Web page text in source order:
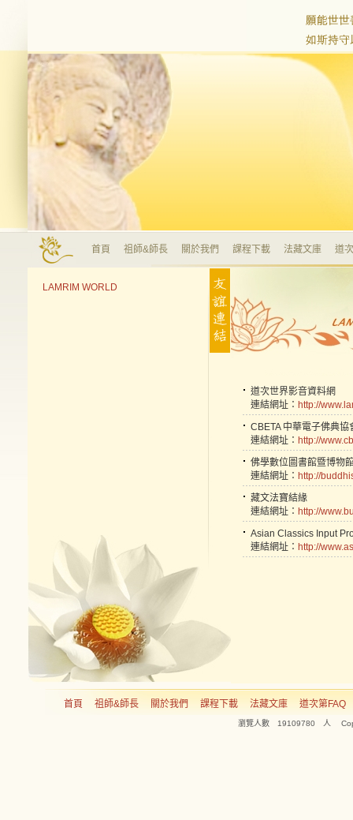
首頁 祖師&師長 關於我們 課程下載 法藏文庫 道
LAMRIM WORLD
道次世界影音資料網
連結網址： http://
CBETA 中華電子佛典協
連結網址： http://
佛學數位圖書館暨博物
連結網址： http://
藏文法寶結緣
連結網址： http://
Asian Classics Input
連結網址： http://
首頁 祖師&師長 關於我們 課程下載 法藏文庫 道次第FAQ
瀏覽人數 19109780 人